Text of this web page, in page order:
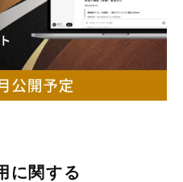
に関する